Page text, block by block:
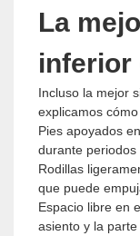
La
inferior
Incluso la mejor
explicamos
Pies apoyados
durante periodos
Rodillas
que puede
Espacio libre en
asiento y la